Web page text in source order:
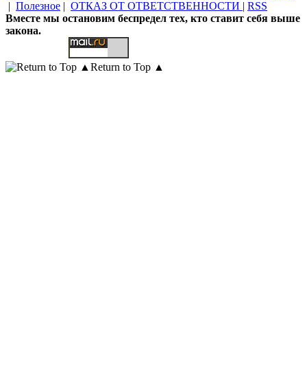
| Полезное | ОТКАЗ ОТ ОТВЕТСТВЕННОСТИ | RSS
Вместе мы остановим беспредел тех, кто ставит себя выше
закона.
Return to Top ▲